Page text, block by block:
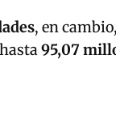
, en
95,07